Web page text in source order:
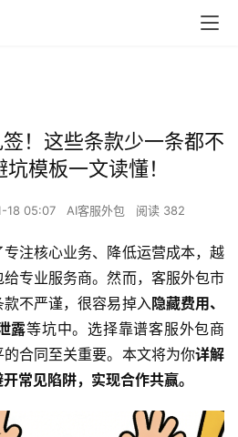
！这些条款少一条都不
模板一文读懂！
18 05:07 AI客服外包 阅读 382
注核心业务、降低运营成本，越
专业服务商。然而，客服外包市
不严谨，很容易掉入隐藏费用、
露等坑中。选择靠谱客服外包商
合同至关重要。本文将为你详解
常见陷阱，实现合作共赢。